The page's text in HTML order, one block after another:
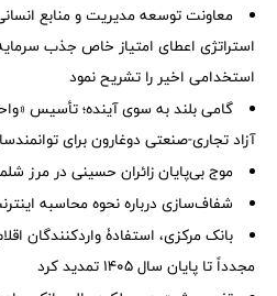
معاونت توسعه مدیریت و منابع
استراتژی اعطای امتیاز خاص جذب
استخدامی اخیر را تشریح نمود
گامی بلند به سوی آینده؛ تأسیس
آزاد تجاری-صنعتی دوغارون برای
موج بی‌پایان زائران حسینی در مرز
شفاف‌سازی درباره نحوه محاسبه
بانک مرکزی، استفادۀ واردکنندگان
مجدداً تا پایان سال ۱۴۰۵ تمدید کرد